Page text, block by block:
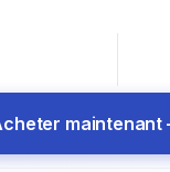
maintenant